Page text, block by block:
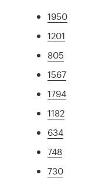
1950
1201
805
1567
1794
1182
634
748
730